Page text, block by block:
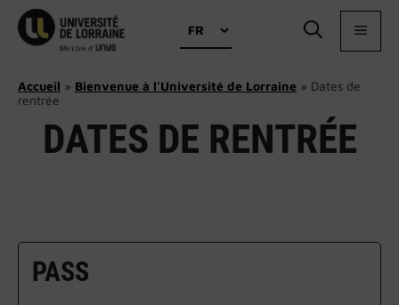
Aller
contenu
Choisir
une
Accueil » Bienvenue à l’Université de Lorraine » Dates de
rentrée
DATES DE RENTRÉE
PASS